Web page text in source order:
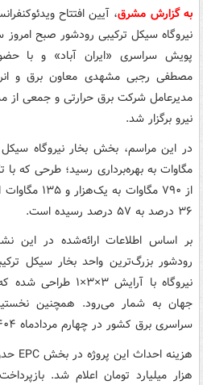
به گزارش مشرق، آیین افتتاح
پویش سراسری «ایران آباد» و با
مصطفی رجبی مشهدی معاون برق و
مدیرعامل شرکت برق حرارتی و جمعی از
نیرو برگزار شد.
مگاوات به بهره‌برداری رسید؛ طرحی که
از ۷۹۰
۳۶ درصد به ۵۷ درصد رسیده است.
رودشور بزرگ‌ترین واحد بخار سیکل
نیروگاه با آرایش
جهان به شمار می‌رود. همچنین
سراسری برق کشور در چهارم مردادماه ۱۴۰۴ انجام شده است.
هزار میلیارد تومان اعلام شد.